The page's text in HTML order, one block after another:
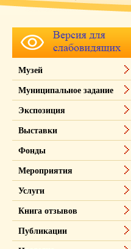
Музей
Муниципальное задание
Экспозиция
Выставки
Фонды
Мероприятия
Услуги
Книга отзывов
Публикации